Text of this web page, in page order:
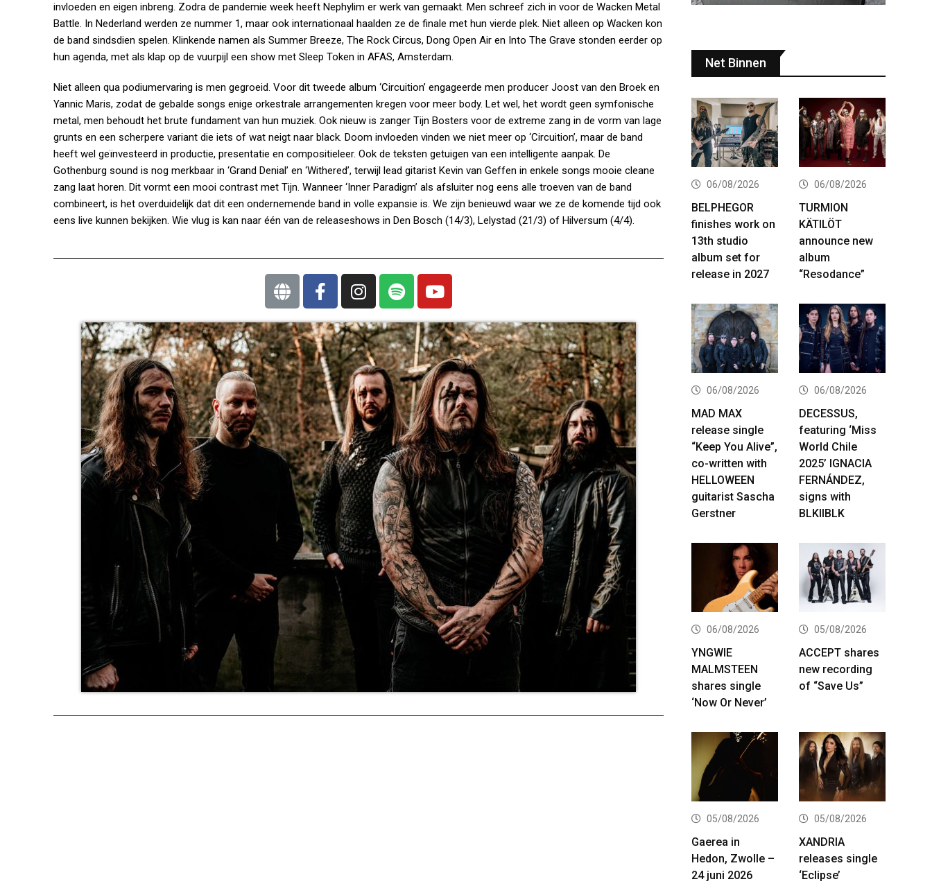
invloeden en eigen inbreng. Zodra de pandemie week heeft Nephylim er werk van gemaakt. Men schreef zich in voor de Wacken Metal
Battle. In Nederland werden ze nummer 1, maar ook internationaal haalden ze de finale met hun vierde plek. Niet alleen op Wacken kon
de band sindsdien spelen. Klinkende namen als Summer Breeze, The Rock Circus, Dong Open Air en Into The Grave stonden eerder op
hun agenda, met als klap op de vuurpijl een show met Sleep Token in AFAS, Amsterdam.
Niet alleen qua podiumervaring is men gegroeid. Voor dit tweede album ‘Circuition’ engageerde men producer Joost van den Broek en
Yannic Maris, zodat de gebalde songs enige orkestrale arrangementen kregen voor meer body. Let wel, het wordt geen symfonische
metal, men behoudt het brute fundament van hun muziek. Ook nieuw is zanger Tijn Bosters voor de extreme zang in de vorm van lage
grunts en een scherpere variant die iets of wat neigt naar black. Doom invloeden vinden we niet meer op ‘Circuition’, maar de band
heeft wel geïnvesteerd in productie, presentatie en compositieleer. Ook de teksten getuigen van een intelligente aanpak. De
Gothenburg sound is nog merkbaar in ‘Grand Denial’ en ‘Withered’, terwijl lead gitarist Kevin van Geffen in enkele songs mooie cleane
zang laat horen. Dit vormt een mooi contrast met Tijn. Wanneer ‘Inner Paradigm’ als afsluiter nog eens alle troeven van de band
combineert, is het overduidelijk dat dit een ondernemende band in volle expansie is. We zijn benieuwd waar we ze de komende tijd ook
eens live kunnen bekijken. Wie vlug is kan naar één van de releaseshows in Den Bosch (14/3), Lelystad (21/3) of Hilversum (4/4).
Net Binnen
06/08/2026
BELPHEGOR
finishes work on
13th studio
album set for
release in 2027
06/08/2026
TURMION
KÄTILÖT
announce new
album
“Resodance”
06/08/2026
MAD MAX
release single
“Keep You Alive”,
co-written with
HELLOWEEN
guitarist Sascha
Gerstner
06/08/2026
DECESSUS,
featuring ‘Miss
World Chile
2025’ IGNACIA
FERNÁNDEZ,
signs with
BLKIIBLK
06/08/2026
YNGWIE
MALMSTEEN
shares single
‘Now Or Never’
05/08/2026
ACCEPT shares
new recording
of “Save Us”
05/08/2026
Gaerea in
Hedon, Zwolle –
24 juni 2026
05/08/2026
XANDRIA
releases single
‘Eclipse’